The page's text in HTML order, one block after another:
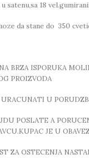
satenu,sa 18
da stane do 350
BRZA ISPORUKA
PROIZVODA
U
POSLATE A
JE U
ZA OSTECENJA